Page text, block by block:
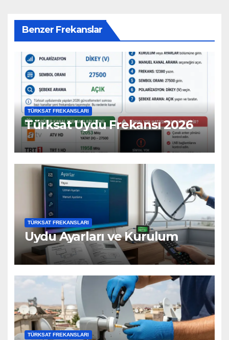
Benzer Frekanslar
TÜRKSAT FREKANSLARI
Türksat Uydu Frekansı 2026
TÜRKSAT FREKANSLARI
Uydu Ayarları ve Kurulum
TÜRKSAT FREKANSLARI